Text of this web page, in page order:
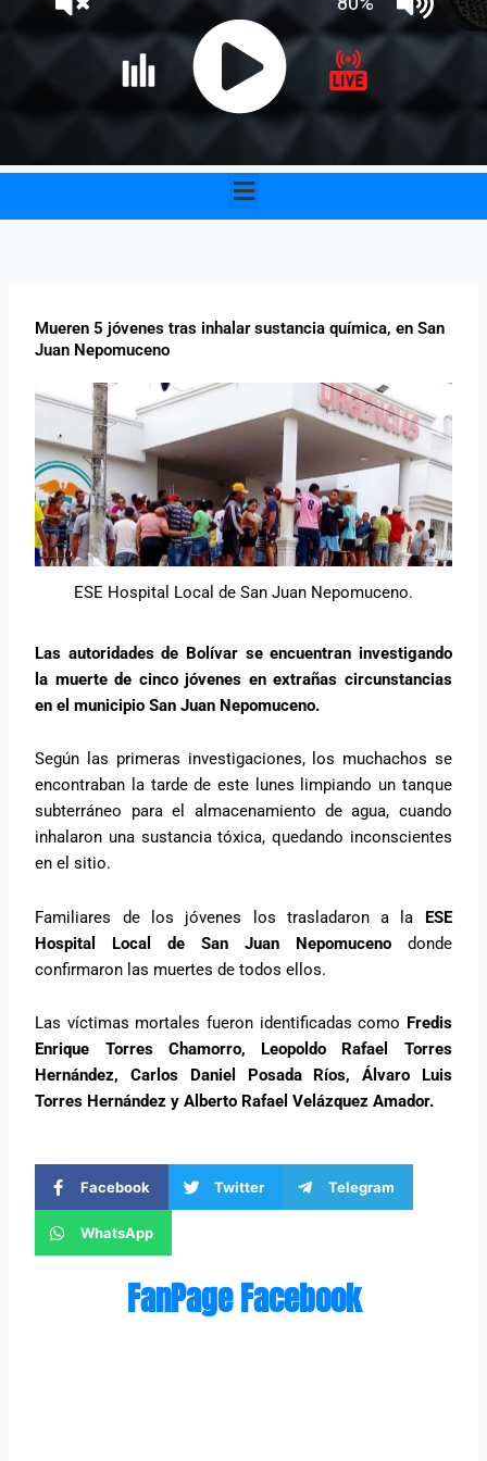
Menu
Mueren 5 jóvenes tras inhalar sustancia química, en San
Juan Nepomuceno
ESE Hospital Local de San Juan Nepomuceno.
Las autoridades de Bolívar se encuentran investigando
la muerte de cinco jóvenes en extrañas circunstancias
en el municipio San Juan Nepomuceno.
Según las primeras investigaciones, los muchachos se
encontraban la tarde de este lunes limpiando un tanque
subterráneo para el almacenamiento de agua, cuando
inhalaron una sustancia tóxica, quedando inconscientes
en el sitio.
Familiares de los jóvenes los trasladaron a la ESE
Hospital Local de San Juan Nepomucenodonde
confirmaron las muertes de todos ellos.
Las víctimas mortales fueron identificadas como Fredis
Enrique Torres Chamorro, Leopoldo Rafael Torres
Hernández, Carlos Daniel Posada Ríos, Álvaro Luis
Torres Hernández y Alberto Rafael Velázquez Amador.
Facebook Twitter Telegram
WhatsApp
FanPage Facebook